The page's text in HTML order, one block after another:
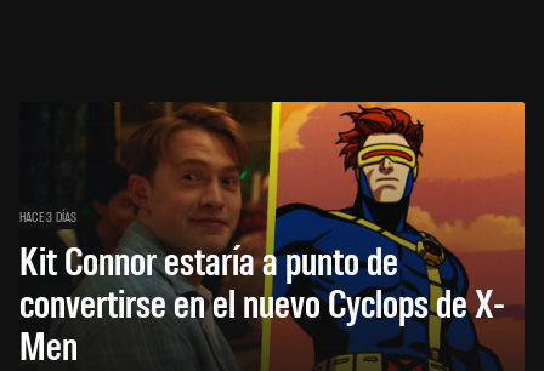
HACE 3 DÍAS
Kit Connor estaría a punto de
convertirse en el nuevo Cyclops de X-
Men